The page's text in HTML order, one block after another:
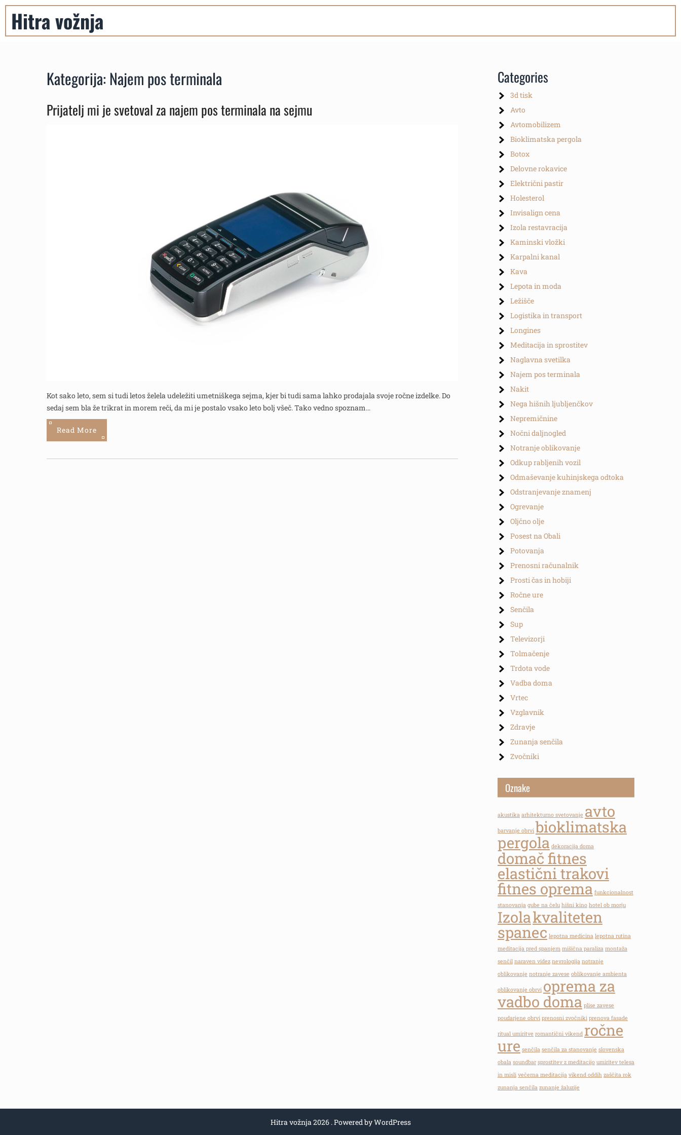
Skip
contentHitra vožnja
Kategorija: Najem pos terminala
Prijatelj mi je svetoval za najem pos terminala na sejmu
Kot sako leto, sem si tudi letos želela udeležiti umetniškega sejma, kjer bi tudi sama lahko prodajala svoje ročne izdelke. Do
sedaj sem bla že trikrat in morem reči, da mi je postalo vsako leto bolj všeč. Tako vedno spoznam…
Read More
Categories
3d tisk
Avto
Avtomobilizem
Bioklimatska pergola
Botox
Delovne rokavice
Električni pastir
Holesterol
Invisalign cena
Izola restavracija
Kaminski vložki
Karpalni kanal
Kava
Lepota in moda
Ležišče
Logistika in transport
Longines
Meditacija in sprostitev
Naglavna svetilka
Najem pos terminala
Nakit
Nega hišnih ljubljenčkov
Nepremičnine
Nočni daljnogled
Notranje oblikovanje
Odkup rabljenih vozil
Odmaševanje kuhinjskega odtoka
Odstranjevanje znamenj
Ogrevanje
Oljčno olje
Posest na Obali
Potovanja
Prenosni računalnik
Prosti čas in hobiji
Ročne ure
Senčila
Sup
Televizorji
Tolmačenje
Trdota vode
Vadba doma
Vrtec
Vzglavnik
Zdravje
Zunanja senčila
Zvočniki
Oznake
akustika arhitekturno svetovanje avto
barvanje obrvi bioklimatska
pergola dekoracija doma
domač fitnes
elastični trakovi
fitnes oprema funkcionalnost
stanovanja gube na čelu hišni kino hotel ob morju
Izolakvaliteten
spanec lepotna medicina lepotna rutina
meditacija pred spanjem mišična paraliza montaža
senčil naraven videz nevrologija notranje
oblikovanje notranje zavese oblikovanje ambienta
oblikovanje obrvi oprema za
vadbo doma plise zavese
poudarjene obrvi prenosni zvočniki prenova fasade
ritual umiritve romantični vikend ročne
ure senčila senčila za stanovanje slovenska
obala soundbar sprostitev z meditacijo umiritev telesa
in misli večerna meditacija vikend oddih zaščita rok
zunanja senčila zunanje žaluzije
Hitra vožnja 2026 . Powered by WordPress